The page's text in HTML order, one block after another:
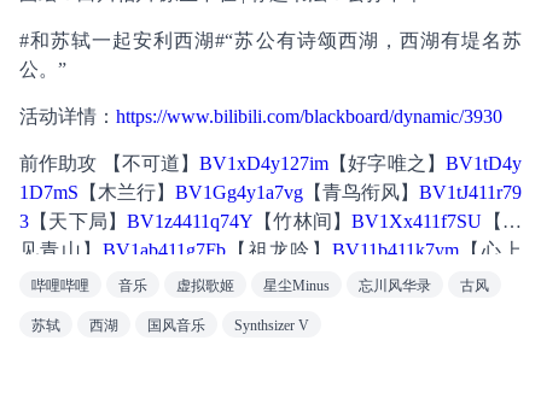
#和苏轼一起安利西湖#“苏公有诗颂西湖，西湖有堤名苏
公。”
活动详情： https://www.bilibili.com/blackboard/dynamic/3930
前作助攻 【不可道】 BV1xD4y127im 【好字唯之】 BV1tD4y
1D7mS 【木兰行】 BV1Gg4y1a7vg 【青鸟衔风】 BV1tJ411r79
3 【天下局】 BV1z4411q74Y 【竹林间】 BV1Xx411f7SU 【如
见青山】 BV1ab411g7Fb 【祖龙吟】 BV11b411k7ym 【心上
秋】BV1Ht411y7Ug【栖凰】 BV1Tt411o74P【簪花人间】
Cs411A7gd 【洛阳怀】 BV1ds411H7hb
哔哩哔哩 音乐 虚拟歌姬 星尘Minus 忘川风华录 古风
苏轼 西湖 国风音乐 Synthsizer V